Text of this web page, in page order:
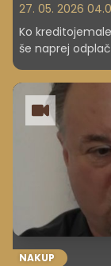
27. 05. 2026
Ko
še naprej
vrsto posledic,
sodno izvršbo,
postopki niso
poudarjajo, da
fazi pogosto
še hujši
NAKUP